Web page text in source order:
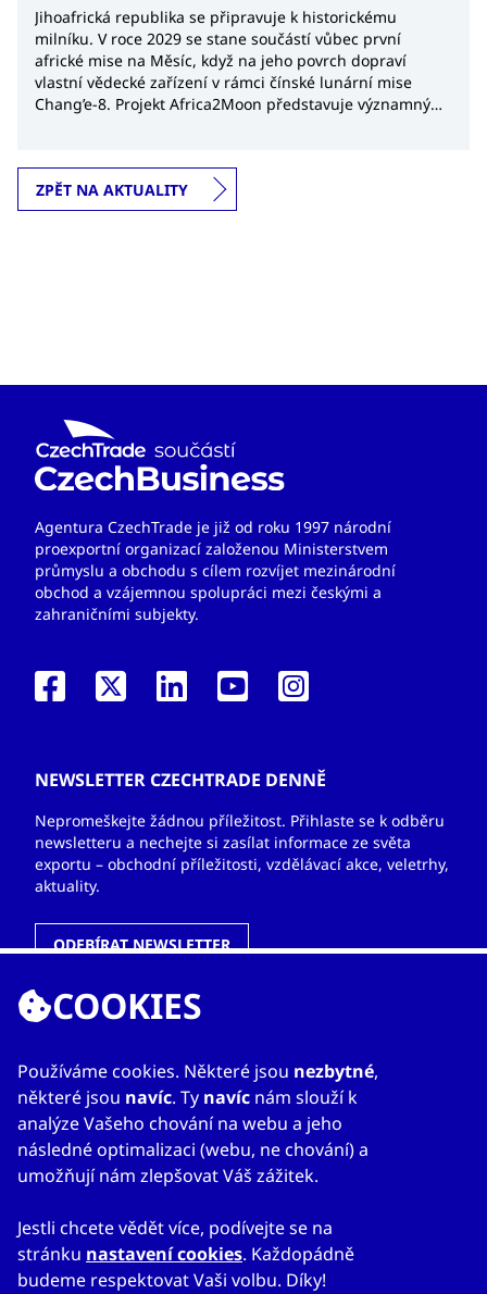
Jihoafrická republika se připravuje k historickému
milníku. V roce 2029 se stane součástí vůbec první
africké mise na Měsíc, když na jeho povrch dopraví
vlastní vědecké zařízení v rámci čínské lunární mise
Chang’e-8. Projekt Africa2Moon představuje významný
globálním kosmickém průmyslu.
ZPĚT NA AKTUALITY
Agentura CzechTrade je již od roku 1997 národní
proexportní organizací založenou Ministerstvem
průmyslu a obchodu s cílem rozvíjet mezinárodní
obchod a vzájemnou spolupráci mezi českými a
zahraničními subjekty.
NEWSLETTER CZECHTRADE DENNĚ
Nepromeškejte žádnou příležitost. Přihlaste se k odběru
newsletteru a nechejte si zasílat informace ze světa
exportu – obchodní příležitosti, vzdělávací akce, veletrhy,
aktuality.
ODEBÍRAT NEWSLETTER
ODKAZY
O nás
Zahraniční kanceláře
Služby
Kontakty
COOKIES
Používáme cookies. Některé jsou nezbytné,
některé jsou navíc. Ty navíc nám slouží k
analýze Vašeho chování na webu a jeho
následné optimalizaci (webu, ne chování) a
umožňují nám zlepšovat Váš zážitek.
Jestli chcete vědět více, podívejte se na
stránku nastavení cookies. Každopádně
budeme respektovat Vaši volbu. Díky!